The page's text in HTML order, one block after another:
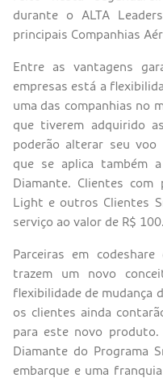
durante o ALTA
principais Companhias
Entre as vantagens
empresas está a
uma das companhias no
que tiverem adquirido
poderão alterar seu voo
que se aplica também
Diamante. Clientes com
Light e outros Clientes
serviço ao valor de R$ 100.
Parceiras em
trazem um novo
flexibilidade de mudança
os clientes ainda
para este novo
Diamante do Programa
embarque e uma